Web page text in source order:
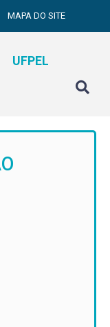
MAPA DO SITE
UFPEL